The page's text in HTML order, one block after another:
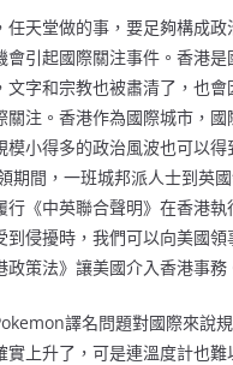
任天堂做的事，要足夠構成
會引起國際關注事件。香港
文字和宗教也被肅清了，也
關注。香港作為國際城市，
模小得多的政治風波也可以得
期間，一班城邦派人士到英
行《中英聯合聲明》在香港執
到侵擾時，我們可以向美國
政策法》讓美國介入香港事務
譯名問題對國際來說規
實上升了，可是連溫度計也